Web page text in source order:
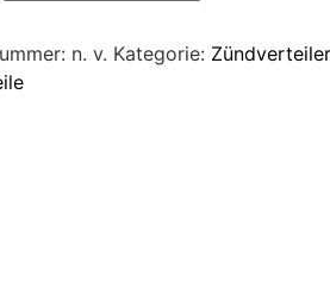
n. v. Kategorie: